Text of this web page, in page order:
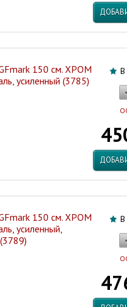
В
150 см. ХРОМ
усиленный (3785)
В
150 см. ХРОМ
усиленный,